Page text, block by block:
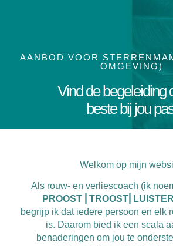
AANBOD VOOR
OMGEVING)
Vind de begeleiding
beste bij jou
Welkom op mijn
Als rouw- en verliescoach (ik
PROOST
begrijp ik dat iedere persoon en elk
is. Daarom bied ik een scala
benaderingen om jou te